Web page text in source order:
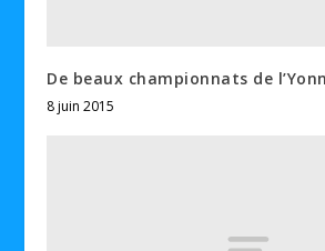
De beaux championnats de
8 juin 2015